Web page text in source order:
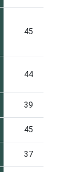
45
44
39
45
37